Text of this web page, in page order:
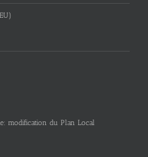
modification du Plan Local